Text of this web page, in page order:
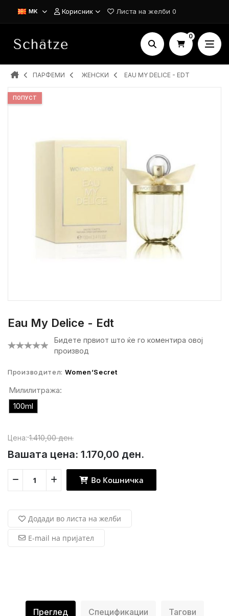
MK Корисник Листа на желби 0
0
ПАРФЕМИ ЖЕНСКИ EAU MY DELICE - EDT
ПОПУСТ
Eau My Delice - Edt
Бидете првиот што ќе го коментира овој
производ
Производител: Women’Secret
Милилитража:
100ml
Цена: 1.410,00 ден.
Вашата цена: 1.170,00 ден.
Во Кошничка
Додади во листа на желби
E-mail на пријател
Преглед Спецификации Тагови